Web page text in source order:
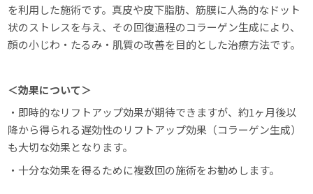
を利用した施術です。真皮や皮下脂肪、筋膜に人為的なドット
状のストレスを与え、その回復過程のコラーゲン生成により、
顔の小じわ・たるみ・肌質の改善を目的とした治療方法です。
＜効果について＞
・即時的なリフトアップ効果が期待できますが、約1ヶ月後以
降から得られる遅効性のリフトアップ効果（コラーゲン生成）
も大切な効果となります。
・十分な効果を得るために複数回の施術をお勧めします。